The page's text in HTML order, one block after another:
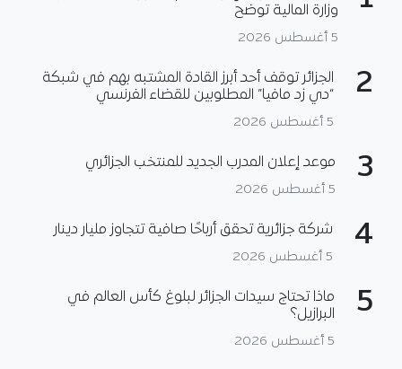
وزارة المالية توضح
5 أغسطس 2026
2
الجزائر توقف أحد أبرز القادة المشتبه بهم في شبكة
“دي زد مافيا” المطلوبين للقضاء الفرنسي
5 أغسطس 2026
3 موعد إعلان المدرب الجديد للمنتخب الجزائري
5 أغسطس 2026
4 شركة جزائرية تحقق أرباحًا صافية تتجاوز مليار دينار
5 أغسطس 2026
5
ماذا تحتاج سيدات الجزائر لبلوغ كأس العالم في
البرازيل؟
5 أغسطس 2026